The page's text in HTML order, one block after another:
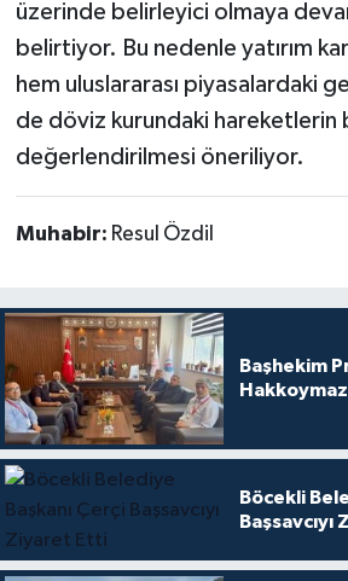
üzerinde belirleyici olmaya
belirtiyor. Bu nedenle yatırım
hem uluslararası piyasalardaki
de döviz kurundaki hareketlerin
değerlendirilmesi öneriliyor.
Muhabir: Resul Özdil
Başhekim
Böcekli